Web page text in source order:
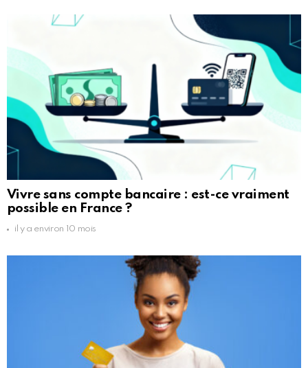
Vivre sans compte bancaire : est-ce vraiment
possible en France ?
il y a environ 10 mois